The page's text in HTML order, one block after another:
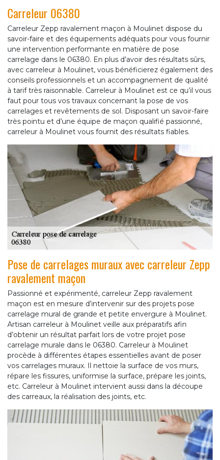
Carreleur 06380
Carreleur Zepp ravalement maçon à Moulinet dispose du
savoir-faire et des équipements adéquats pour vous fournir
une intervention performante en matière de pose
carrelage dans le 06380. En plus d’avoir des résultats sûrs,
avec carreleur à Moulinet, vous bénéficierez également des
conseils professionnels et un accompagnement de qualité
à tarif très raisonnable. Carreleur à Moulinet est ce qu’il vous
faut pour tous vos travaux concernant la pose de vos
carrelages et revêtements de sol. Disposant un savoir-faire
très pointu et d’une équipe de maçon qualifié passionné,
carreleur à Moulinet vous fournit des résultats fiables.
Pose de carrelages muraux avec carreleur Zepp
ravalement maçon
Passionné et expérimenté, carreleur Zepp ravalement
maçon est en mesure d’intervenir sur des projets pose
carrelage mural de grande et petite envergure à Moulinet.
Artisan carreleur à Moulinet veille aux préparatifs afin
d’obtenir un résultat parfait lors de votre projet pose
carrelage murale dans le 06380. Carreleur à Moulinet
procède à différentes étapes essentielles avant de poser
vos carrelages muraux. Il nettoie la surface de vos murs,
répare les fissures, uniformise la surface, prépare les joints,
etc. Carreleur à Moulinet intervient aussi dans la découpe
des carreaux, la réalisation des joints, etc.